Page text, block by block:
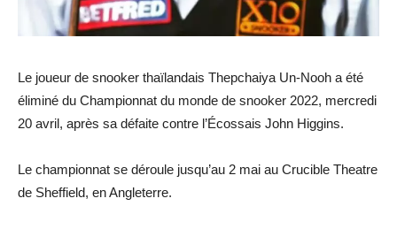
Le joueur de snooker thaïlandais Thepchaiya Un-Nooh a été
éliminé du Championnat du monde de snooker 2022, mercredi
20 avril, après sa défaite contre l’Écossais John Higgins.
Le championnat se déroule jusqu’au 2 mai au Crucible Theatre
de Sheffield, en Angleterre.